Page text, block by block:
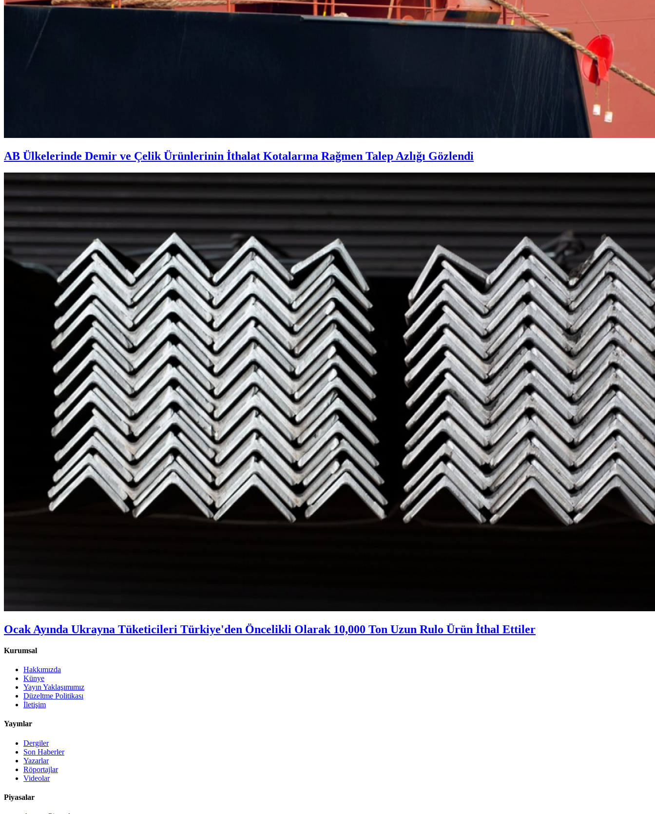
AB Ülkelerinde Demir ve Çelik Ürünlerinin İthalat Kotalarına Rağmen Talep Azlığı Gözlendi
Ocak Ayında Ukrayna Tüketicileri Türkiye'den Öncelikli Olarak 10,000 Ton Uzun Rulo Ürün İthal Ettiler
Kurumsal
Hakkımızda
Künye
Yayın Yaklaşımımız
Düzeltme Politikası
İletişim
Yayınlar
Dergiler
Son Haberler
Yazarlar
Röportajlar
Videolar
Piyasalar